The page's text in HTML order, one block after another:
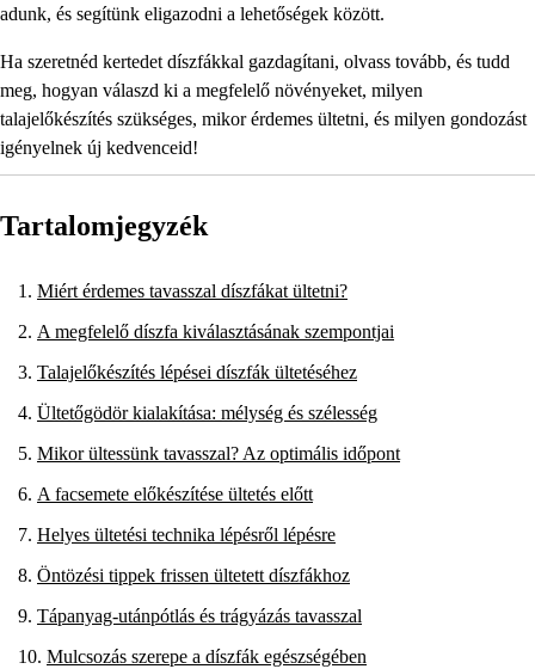
adunk, és segítünk eligazodni a lehetőségek között.
Ha szeretnéd kertedet díszfákkal gazdagítani, olvass tovább, és tudd
meg, hogyan válaszd ki a megfelelő növényeket, milyen
talajelőkészítés szükséges, mikor érdemes ültetni, és milyen gondozást
igényelnek új kedvenceid!
Tartalomjegyzék
Miért érdemes tavasszal díszfákat ültetni?
A megfelelő díszfa kiválasztásának szempontjai
Talajelőkészítés lépései díszfák ültetéséhez
Ültetőgödör kialakítása: mélység és szélesség
Mikor ültessünk tavasszal? Az optimális időpont
A facsemete előkészítése ültetés előtt
Helyes ültetési technika lépésről lépésre
Öntözési tippek frissen ültetett díszfákhoz
Tápanyag-utánpótlás és trágyázás tavasszal
Mulcsozás szerepe a díszfák egészségében